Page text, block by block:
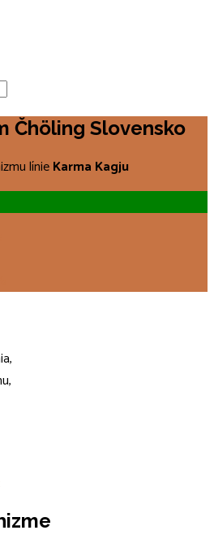
Čhöling Slovensko
línieKarma Kagju